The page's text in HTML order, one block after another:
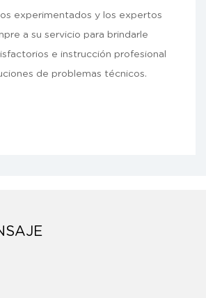
experimentados y los expertos
a su servicio para brindarle
e instrucción profesional
de problemas técnicos.